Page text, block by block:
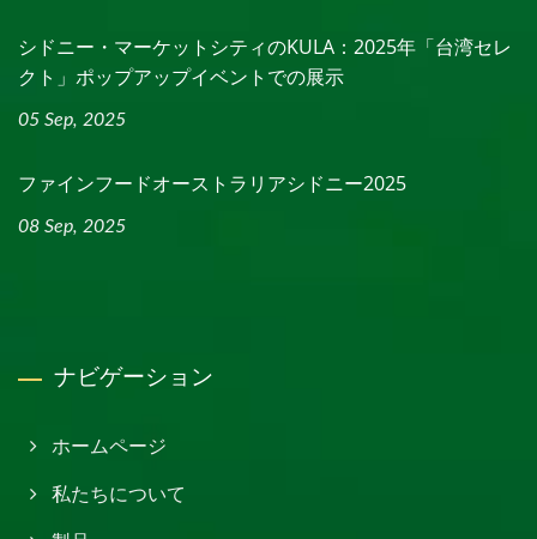
シドニー・マーケットシティのKULA：2025年「台湾セレ
クト」ポップアップイベントでの展示
05 Sep, 2025
ファインフードオーストラリアシドニー2025
08 Sep, 2025
ナビゲーション
ホームページ
私たちについて